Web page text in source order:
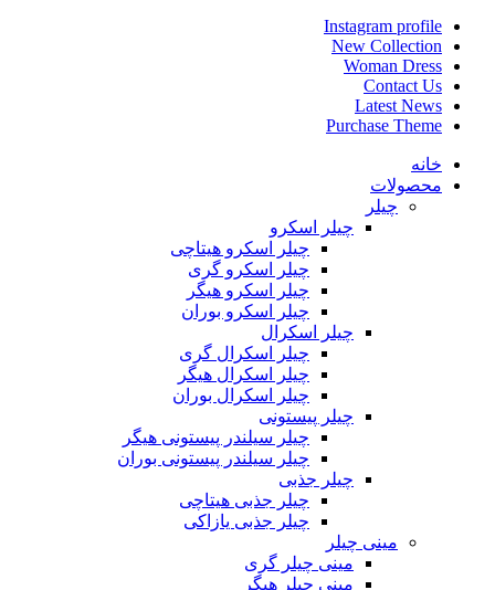
Instagram profile
New Collection
Woman Dress
Contact Us
Latest News
Purchase Theme
خانه
محصولات
چیلر
چیلر اسکرو
چیلر اسکرو هیتاچی
چیلر اسکرو گری
چیلر اسکرو هیگر
چیلر اسکرو بوران
چیلر اسکرال
چیلر اسکرال گری
چیلر اسکرال هیگر
چیلر اسکرال بوران
چیلر پیستونی
چیلر سیلندر پیستونی هیگر
چیلر سیلندر پیستونی بوران
چیلر جذبی
چیلر جذبی هیتاچی
چیلر جذبی یازاکی
مینی چیلر
مینی چیلر گری
مینی چیلر هیگر